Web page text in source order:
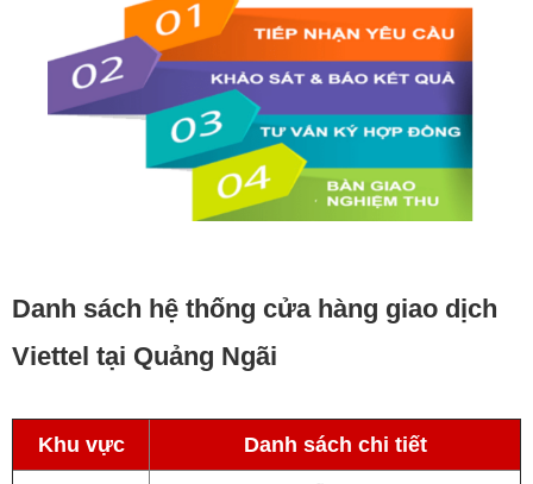
Danh sách hệ thống cửa hàng giao dịch
Viettel tại Quảng Ngãi
Khu vực Danh sách chi tiết